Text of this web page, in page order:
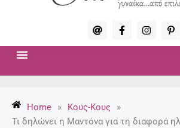
A
t
F
a
c
I
n
s
P
i
n
p
Home » Κους-Κους
»
Τι δηλώνει η Μαντόνα για τη διαφορά